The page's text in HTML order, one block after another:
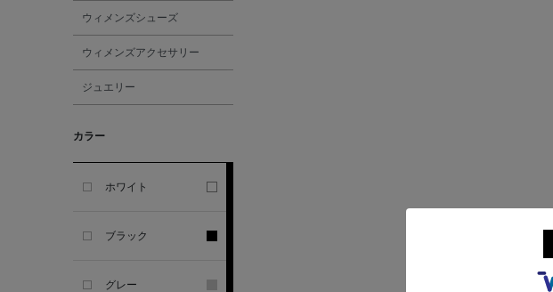
AKIKO OGAWA.
ALBERT THURSTON
ウィメンズシューズ
ウィメンズアクセサリー
ジュエリー
カラー
ホワイト
ブラック
グレー